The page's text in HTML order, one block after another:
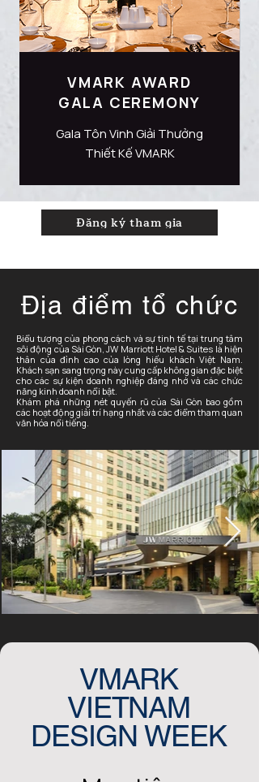
VMARK AWARD
GALA CEREMONY
Gala Tôn Vinh Giải Thưởng
Thiết Kế VMARK
Đăng ký tham gia
Địa điểm tổ chức
Biểu tượng của phong cách và sự tinh tế tại trung tâm
sôi động của Sài Gòn, JW Marriott Hotel & Suites là hiện
thân của đỉnh cao của lòng hiếu khách Việt Nam.
Khách sạn sang trọng này cung cấp không gian đặc biệt
cho các sự kiện doanh nghiệp đáng nhớ và các chức
năng kinh doanh nổi bật.
Khám phá những nét quyến rũ của Sài Gòn bao gồm
các hoạt động giải trí hạng nhất và các điểm tham quan
văn hóa nổi tiếng.
VMARK
VIETNAM
DESIGN WEEK